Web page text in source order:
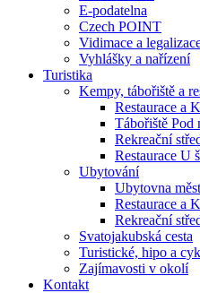
E-podatelna
Czech POINT
Vidimace a
Vyhlášky a nařízení
Turistika
Kempy, tábořiště a
Restaurace a
Tábořiště Pod
Rekreační
Restaurace U
Ubytování
Ubytovna
Restaurace a
Rekreační
Svatojakubská cesta
Turistické, hipo a
Zajímavosti v okolí
Kontakt